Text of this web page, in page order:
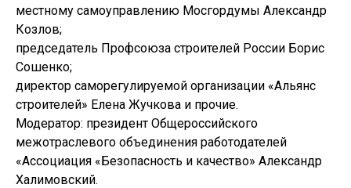
местному самоуправлению Мосгордумы Александр
Козлов;
председатель Профсоюза строителей России Борис
Сошенко;
директор саморегулируемой организации «Альянс
строителей» Елена Жучкова и прочие.
Модератор: президент Общероссийского
межотраслевого объединения работодателей
«Ассоциация «Безопасность и качество» Александр
Халимовский.